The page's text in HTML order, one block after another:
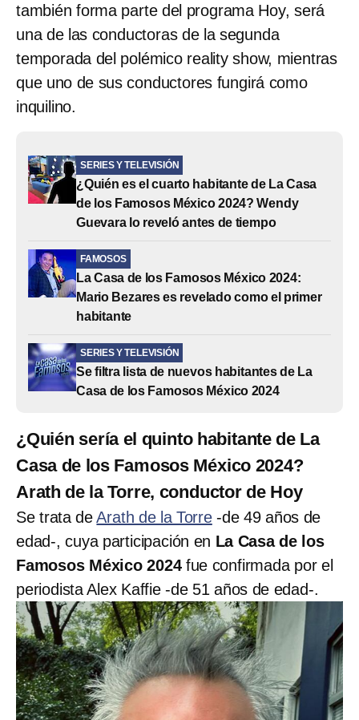
también forma parte del programa Hoy, será
una de las conductoras de la segunda
temporada del polémico reality show, mientras
que uno de sus conductores fungirá como
inquilino.
SERIES Y TELEVISIÓN
¿Quién es el cuarto habitante de La Casa
de los Famosos México 2024? Wendy
Guevara lo reveló antes de tiempo
FAMOSOS
La Casa de los Famosos México 2024:
Mario Bezares es revelado como el primer
habitante
SERIES Y TELEVISIÓN
Se filtra lista de nuevos habitantes de La
Casa de los Famosos México 2024
¿Quién sería el quinto habitante de La
Casa de los Famosos México 2024?
Arath de la Torre, conductor de Hoy
Se trata deArath de la Torre-de 49 años de
edad-, cuya participación en La Casa de los
Famosos México 2024fue confirmada por el
periodista Alex Kaffie -de 51 años de edad-.